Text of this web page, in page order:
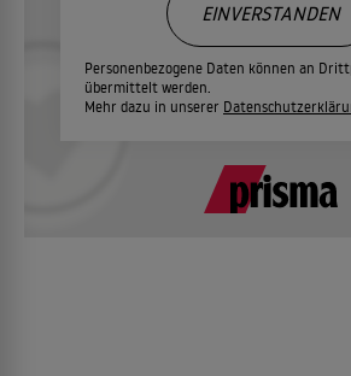
Personenbezogene Daten können an
übermittelt werden.
Mehr dazu in unserer
EINVERSTANDEN